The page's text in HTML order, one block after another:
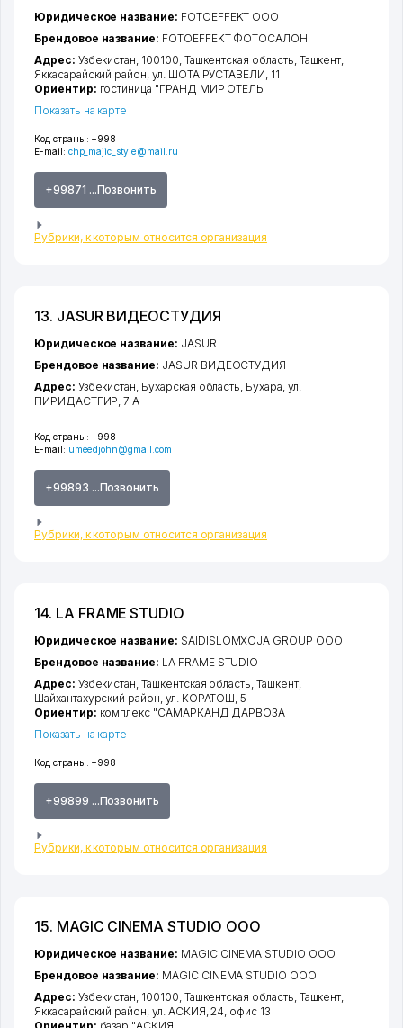
Код страны: +998
E-mail: chp_majic_style@mail.ru
+99871 ...Позвонить
Рубрики, к которым относится организация
Юридическое название: FOTOEFFEKT ООО
Брендовое название: FOTOEFFEKT ФОТОСАЛОН
Адрес: Узбекистан, 100100, Ташкентская область, Ташкент,
Яккасарайский район, ул. ШОТА РУСТАВЕЛИ, 11
Ориентир: гостиница "ГРАНД МИР ОТЕЛЬ
Показать на карте
13. JASUR ВИДЕОСТУДИЯ
Код страны: +998
E-mail: umeedjohn@gmail.com
+99893 ...Позвонить
Рубрики, к которым относится организация
Юридическое название: JASUR
Брендовое название: JASUR ВИДЕОСТУДИЯ
Адрес: Узбекистан, Бухарская область Бухара ул.
ПИРИДАСТГИР , 7 А
14. LA FRAME STUDIO
Код страны: +998
+99899 ...Позвонить
Рубрики, к которым относится организация
Юридическое название: SAIDISLOMXOJA GROUP ООО
Брендовое название: LA FRAME STUDIO
Адрес: Узбекистан,Ташкентская область ,Ташкент,
Шайхантахурский район ул. КОРАТОШ , 5
Ориентир: комплекс "САМАРКАНД ДАРВОЗА
Показать на карте
15. MAGIC CINEMA STUDIO ООО
Юридическое название: MAGIC CINEMA STUDIO ООО
Брендовое название: MAGIC CINEMA STUDIO ООО
Адрес: Узбекистан, 100100, Ташкентская область, Ташкент,
Яккасарайский район, ул. АСКИЯ, 24, офис 13